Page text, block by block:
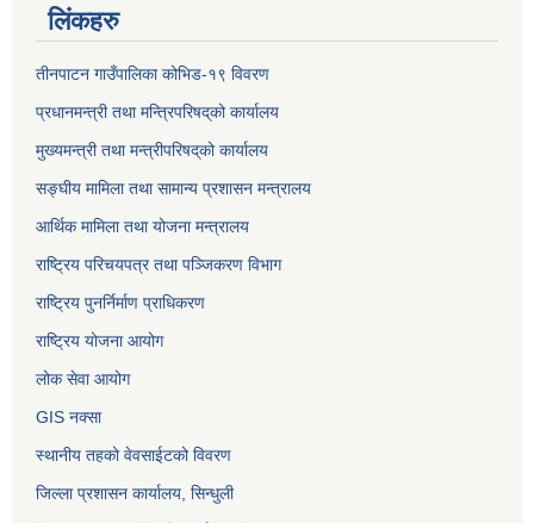
लिंकहरु
तीनपाटन गाउँपालिका कोभिड-१९ विवरण
प्रधानमन्त्री तथा मन्त्रिपरिषद्‌को कार्यालय
मुख्यमन्त्री तथा मन्त्रीपरिषद्‌को कार्यालय
सङ्घीय मामिला तथा सामान्य प्रशासन मन्त्रालय
आर्थिक मामिला तथा योजना मन्त्रालय
राष्ट्रिय परिचयपत्र तथा पञ्जिकरण विभाग
राष्ट्रिय पुनर्निर्माण प्राधिकरण
राष्ट्रिय योजना आयोग
लोक सेवा आयोग
GIS नक्सा
स्थानीय तहको वेवसाईटको विवरण
जिल्ला प्रशासन कार्यालय, सिन्धुली